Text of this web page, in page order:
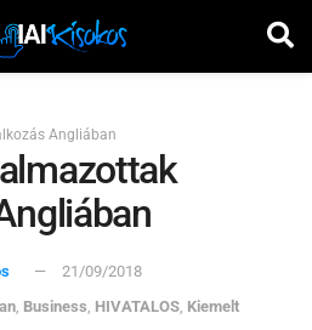
Angliában
21/09/2018
Business HIVATALOS Kiemelt